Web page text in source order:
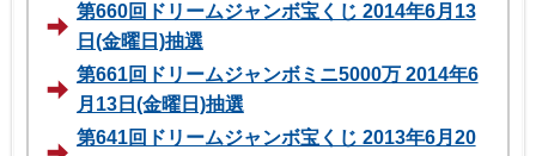
第660回ドリームジャンボ宝くじ 2014年6月13
日(金曜日)抽選
第661回ドリームジャンボミニ5000万 2014年6
月13日(金曜日)抽選
第641回ドリームジャンボ宝くじ 2013年6月20